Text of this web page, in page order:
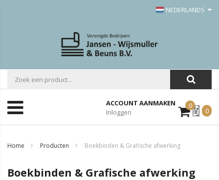
NEDERLANDS
ACCOUNT AANMAKEN
Inloggen
0Mijn
Offerte
0
Home Producten Boekbinden & Grafische afwerking
Boekbinden & Grafische afwerking